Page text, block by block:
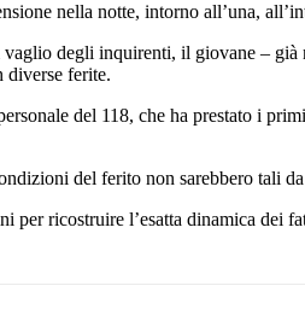
nella notte, intorno all’una,
degli inquirenti, il giovane –
diverse ferite.
del 118, che ha prestato i
del ferito non sarebbero tali
per ricostruire l’esatta dinamica dei